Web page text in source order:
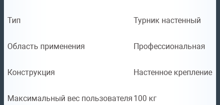
Тип Турник настенный
Область применения Профессиональная
Конструкция Настенное крепление
Максимальный вес пользователя 100 кг